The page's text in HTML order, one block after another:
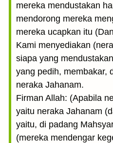
mereka mendustakan
mendorong mereka
mereka ucapkan itu
Kami menyediakan
siapa yang
yang pedih, membakar,
neraka Jahanam.
Firman Allah: (Apabila
yaitu neraka Jahanam
yaitu, di padang
(mereka mendengar